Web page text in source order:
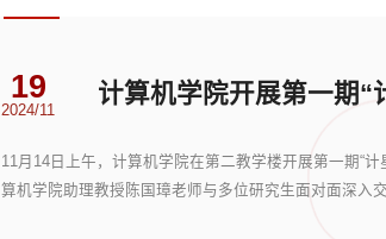
19
2024/11
11月14日上午，计算机学院在第二教学楼开展第一期“
算机学院助理教授陈国璋老师与多位研究生面对面深入